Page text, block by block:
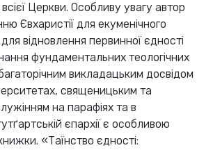
Церкви. Особливу увагу автор
Євхаристії для екуменічного
відновлення первинної єдності
фундаментальних теологічних
викладацьким досвідом
священицьким та
на парафіях та в
єпархії є особливою
«Таїнство єдності: